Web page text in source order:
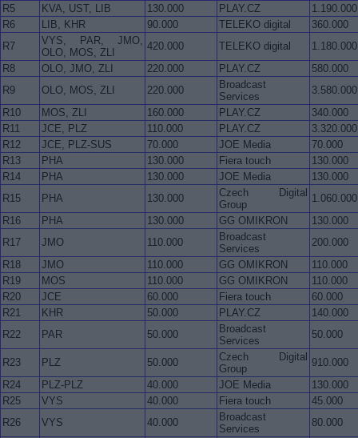
R5
KVA, UST, LIB 130.000 PLAY.CZ
1.190.000
R6
LIB, KHR 90.000 TELEKO digital
360.000
R7
VYS, PAR, JMO,
OLO, MOS, ZLI
420.000 TELEKO digital
1.180.000
R8
OLO, JMO, ZLI 220.000 PLAY.CZ
580.000
R9
OLO, MOS, ZLI 220.000
Broadcast
Services
3.580.000
R10
MOS, ZLI 160.000 PLAY.CZ
340.000
R11
JCE, PLZ 110.000 PLAY.CZ
3.320.000
R12
JCE, PLZ-SUS 70.000 JOE Media
70.000
R13
PHA 130.000 Fiera touch
130.000
R14
PHA 130.000 JOE Media
130.000
R15
PHA 130.000
Czech Digital
Group
1.060.000
R16
PHA 130.000 GG OMIKRON
130.000
R17
JMO 110.000
Broadcast
Services
200.000
R18
JMO 110.000 GG OMIKRON
110.000
R19
MOS 110.000 GG OMIKRON
110.000
R20
JCE 60.000 Fiera touch
60.000
R21
KHR 50.000 PLAY.CZ
140.000
R22
PAR 50.000
Broadcast
Services
50.000
R23 PLZ 50.000
Czech Digital
Group
910.000
R24
PLZ-PLZ 40.000 JOE Media
130.000
R25
VYS 40.000 Fiera touch
45.000
R26
VYS 40.000
Broadcast
Services
80.000